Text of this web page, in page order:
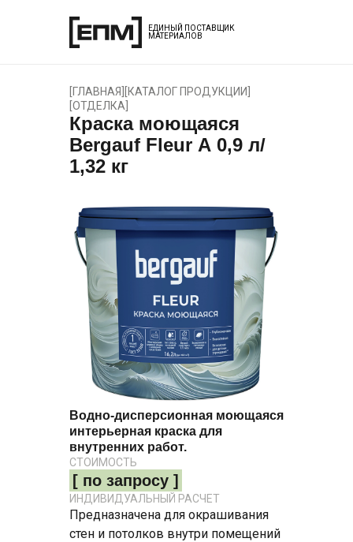
ЕДИНЫЙ ПОСТАВЩИК
МАТЕРИАЛОВ
ГЛАВНАЯ КАТАЛОГ ПРОДУКЦИИ
ОТДЕЛКА
Краска моющаяся
Bergauf Fleur А 0,9 л/
1,32 кг
Водно-дисперсионная моющаяся
интерьерная краска для
внутренних работ.
СТОИМОСТЬ
[ по запросу ]
ИНДИВИДУАЛЬНЫЙ РАСЧЕТ
Предназначена для окрашивания
стен и потолков внутри помещений